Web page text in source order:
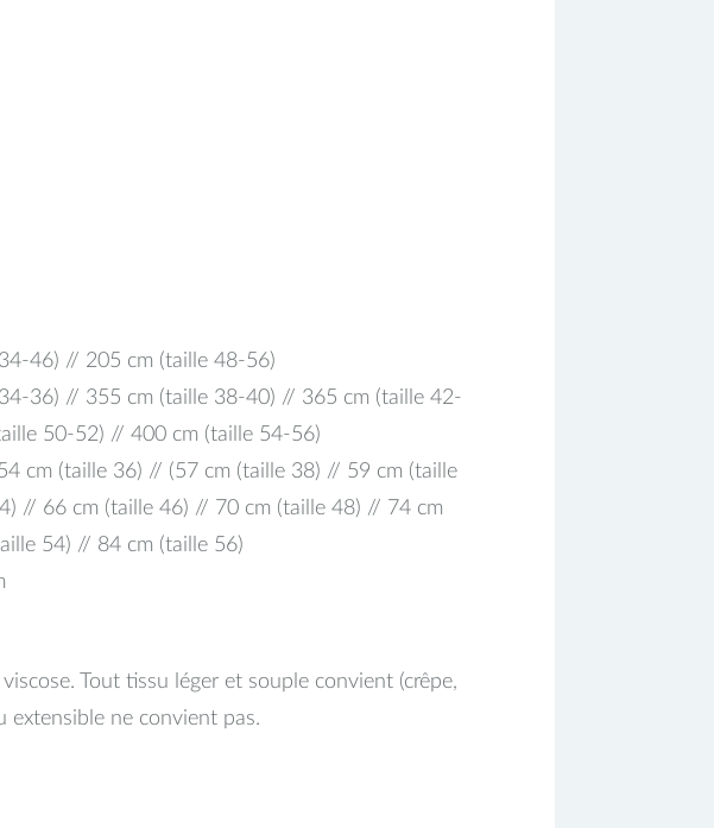
46) // 205 cm (taille 48-56)
36) // 355 cm (taille 38-40) // 365 cm (taille 42-
50-52) // 400 cm (taille 54-56)
cm (taille 36) // (57 cm (taille 38) // 59 cm (taille
// 66 cm (taille 46) // 70 cm (taille 48) // 74 cm
54) // 84 cm (taille 56)
Tout tissu léger et souple convient (crêpe,
extensible ne convient pas.